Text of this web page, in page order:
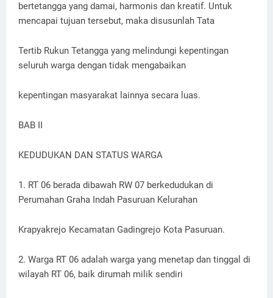
bertetangga yang damai, harmonis dan kreatif. Untuk
mencapai tujuan tersebut, maka disusunlah Tata
Tertib Rukun Tetangga yang melindungi kepentingan
seluruh warga dengan tidak mengabaikan
kepentingan masyarakat lainnya secara luas.
BAB II
KEDUDUKAN DAN STATUS WARGA
1. RT 06 berada dibawah RW 07 berkedudukan di
Perumahan Graha Indah Pasuruan Kelurahan
Krapyakrejo Kecamatan Gadingrejo Kota Pasuruan.
2. Warga RT 06 adalah warga yang menetap dan tinggal di
wilayah RT 06, baik dirumah milik sendiri